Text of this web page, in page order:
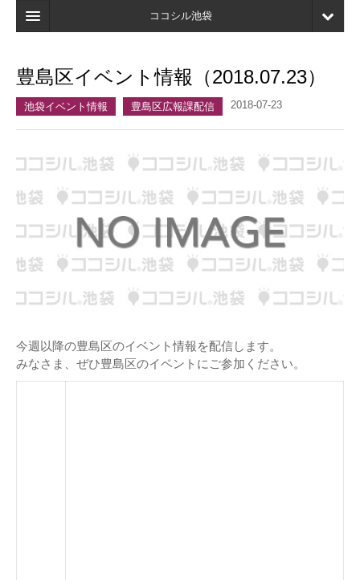
ココシル池袋
検索
店舗・施設最新情報
豊島区イベント情報（2018.07.23）
池袋イベント情報 豊島区広報課配信 2018-07-23
今週以降の豊島区のイベント情報を配信します。
みなさま、ぜひ豊島区のイベントにご参加ください。